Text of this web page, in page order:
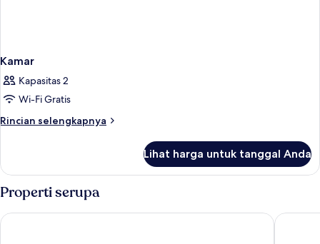
Kamar
Kapasitas 2
Wi-Fi Gratis
Rincian selengkapnya
Rincian
Kamar
Lihat harga untuk tanggal Anda
Properti serupa
Apollo Vientiane Hotel